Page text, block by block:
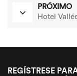
PRÓXIMO
Hotel
REGÍSTRESE